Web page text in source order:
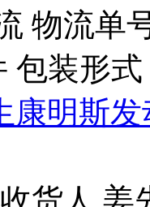
物流单
包装形式
康明斯
货人 姜